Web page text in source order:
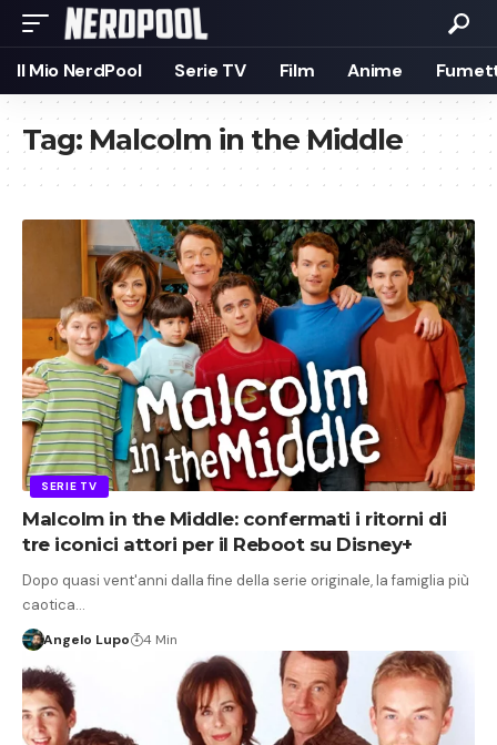
Il Mio NerdPool Serie TV Film Anime
Tag: Malcolm in the Middle
SERIE TV
Malcolm in the Middle: confermati i ritorni di
tre iconici attori per il Reboot su Disney+
Dopo quasi vent'anni dalla fine della serie originale, la famiglia più
caotica…
Angelo Lupo 4 Min